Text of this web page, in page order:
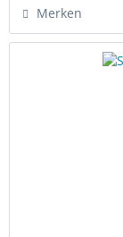
Merken